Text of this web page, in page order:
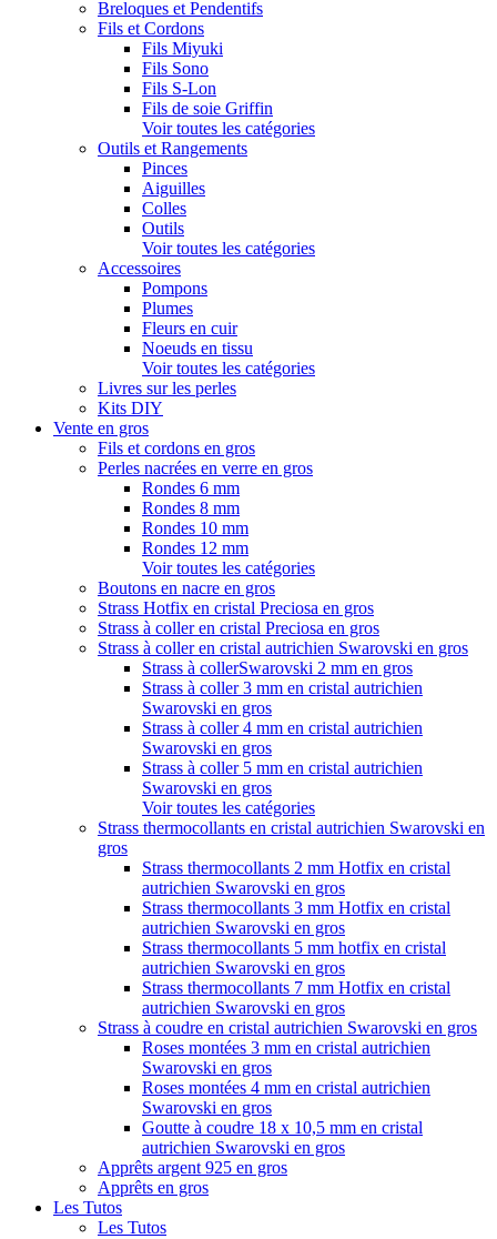
Breloques et Pendentifs
Fils et Cordons
Fils Miyuki
Fils Sono
Fils S-Lon
Fils de soie Griffin
Voir toutes les catégories
Outils et Rangements
Pinces
Aiguilles
Colles
Outils
Voir toutes les catégories
Accessoires
Pompons
Plumes
Fleurs en cuir
Noeuds en tissu
Voir toutes les catégories
Livres sur les perles
Kits DIY
Vente en gros
Fils et cordons en gros
Perles nacrées en verre en gros
Rondes 6 mm
Rondes 8 mm
Rondes 10 mm
Rondes 12 mm
Voir toutes les catégories
Boutons en nacre en gros
Strass Hotfix en cristal Preciosa en gros
Strass à coller en cristal Preciosa en gros
Strass à coller en cristal autrichien Swarovski en gros
Strass à collerSwarovski 2 mm en gros
Strass à coller 3 mm en cristal autrichien
Swarovski en gros
Strass à coller 4 mm en cristal autrichien
Swarovski en gros
Strass à coller 5 mm en cristal autrichien
Swarovski en gros
Voir toutes les catégories
Strass thermocollants en cristal autrichien Swarovski en
gros
Strass thermocollants 2 mm Hotfix en cristal
autrichien Swarovski en gros
Strass thermocollants 3 mm Hotfix en cristal
autrichien Swarovski en gros
Strass thermocollants 5 mm hotfix en cristal
autrichien Swarovski en gros
Strass thermocollants 7 mm Hotfix en cristal
autrichien Swarovski en gros
Strass à coudre en cristal autrichien Swarovski en gros
Roses montées 3 mm en cristal autrichien
Swarovski en gros
Roses montées 4 mm en cristal autrichien
Swarovski en gros
Goutte à coudre 18 x 10,5 mm en cristal
autrichien Swarovski en gros
Apprêts argent 925 en gros
Apprêts en gros
Les Tutos
Les Tutos